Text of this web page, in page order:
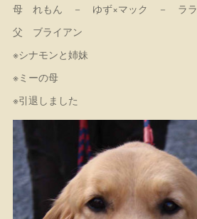
母 れもん － ゆず×マック － ララ
父 ブライアン
※シナモンと姉妹
※ミーの母
※引退しました